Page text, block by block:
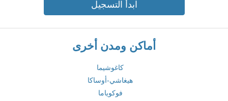
ابدأ التسجيل
أماكن ومدن أخرى
كاغوشيما
هيغاشي-أوساكا
فوکویاما